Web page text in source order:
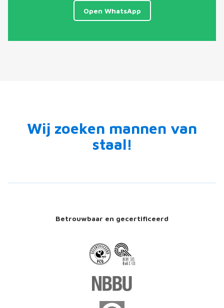
Open WhatsApp
Wij zoeken mannen van
staal!
Betrouwbaar en gecertificeerd